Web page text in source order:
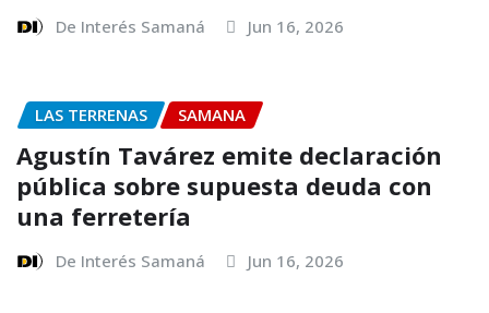
De Interés Samaná Jun 16, 2026
LAS TERRENAS SAMANA
Agustín Tavárez emite declaración
pública sobre supuesta deuda con
una ferretería
De Interés Samaná Jun 16, 2026